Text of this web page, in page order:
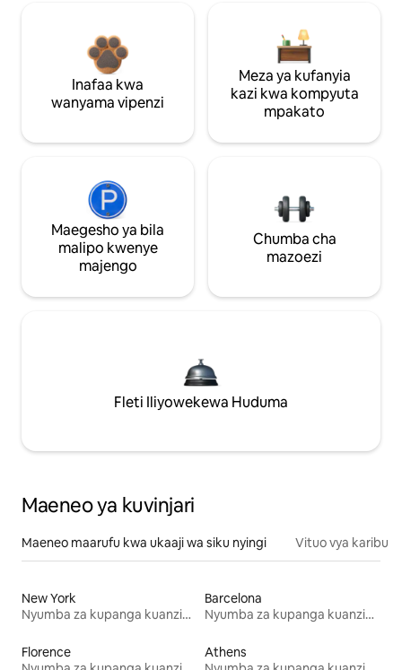
Inafaa kwa
wanyama vipenzi
Meza ya kufanyia
kazi kwa kompyuta
mpakato
Maegesho ya bila
malipo kwenye
majengo
Chumba cha
mazoezi
Fleti Iliyowekewa Huduma
Maeneo ya kuvinjari
Maeneo maarufu kwa ukaaji wa siku nyingi Vituo vya karibu
New York
Nyumba za kupanga kuanzia mwezi mmoja
Barcelona
Nyumba za kupanga kuanzia mwezi mmoja
Florence
Athens